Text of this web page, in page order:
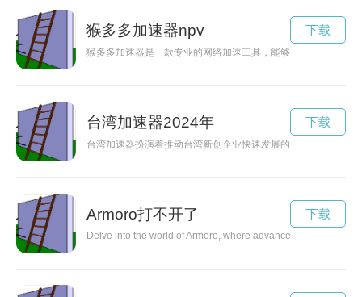
猴多多加速器npv
猴多多加速器是一款专业的网络加速工具，能够帮助用户快速
下载
台湾加速器2024年
台湾加速器扮演着推动台湾新创企业快速发展的重要角色。通
下载
Armoro打不开了
Delve into the world of Armoro, where advanced technology
下载